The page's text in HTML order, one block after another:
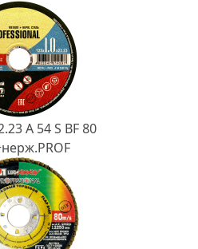
A 54 S BF 80